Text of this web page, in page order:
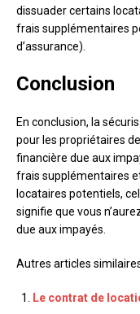
dissuader certains
frais supplémentaires
d’assurance).
Conclusion
En conclusion, la
pour les propriétaires
financière due aux
frais supplémentaires
locataires potentiels,
signifie que vous
due aux impayés.
Autres articles
Le contrat de